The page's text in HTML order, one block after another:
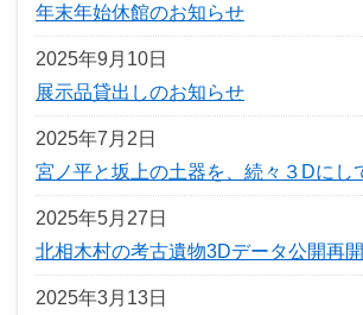
年末年始休館のお知らせ
2025年9月10日
展示品貸出しのお知らせ
2025年7月2日
宮ノ平と坂上の土器を、続々３Dにし
2025年5月27日
北相木村の考古遺物3Dデータ公開再
2025年3月13日